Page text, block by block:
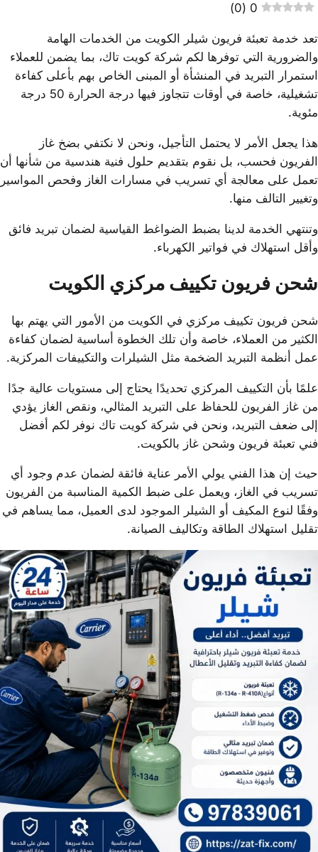
0
(
0
)
تعد خدمة تعبئة فريون شيلر الكويت من الخدمات الهامة
والضرورية التي توفرها لكم شركة كويت تاك، بما يضمن للعملاء
استمرار التبريد في المنشأة أو المبنى الخاص بهم بأعلى كفاءة
تشغيلية، خاصة في أوقات تتجاوز فيها درجة الحرارة 50 درجة
مئوية.
هذا يجعل الأمر لا يحتمل التأجيل، ونحن لا نكتفي بضخ غاز
الفريون فحسب، بل نقوم بتقديم حلول فنية هندسية من شأنها أن
تعمل على معالجة أي تسريب في مسارات الغاز وفحص المواسير
وتغيير التالف منها.
وتنتهي الخدمة لدينا بضبط الضواغط القياسية لضمان تبريد فائق
وأقل استهلاك في فواتير الكهرباء.
شحن فريون تكييف مركزي الكويت
شحن فريون تكييف مركزي في الكويت من الأمور التي يهتم بها
الكثير من العملاء، خاصة وأن تلك الخطوة أساسية لضمان كفاءة
عمل أنظمة التبريد الضخمة مثل الشيلرات والتكييفات المركزية.
علمًا بأن التكييف المركزي تحديدًا يحتاج إلى مستويات عالية جدًا
من غاز الفريون للحفاظ على التبريد المثالي، ونقص الغاز يؤدي
إلى ضعف التبريد، ونحن في شركة كويت تاك نوفر لكم أفضل
فني تعبئة فريون وشحن غاز بالكويت.
حيث إن هذا الفني يولي الأمر عناية فائقة لضمان عدم وجود أي
تسريب في الغاز، ويعمل على ضبط الكمية المناسبة من الفريون
وفقًا لنوع المكيف أو الشيلر الموجود لدى العميل، مما يساهم في
تقليل استهلاك الطاقة وتكاليف الصيانة.